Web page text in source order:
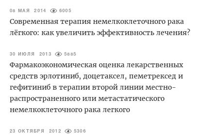
08 МАЯ 2014 6005
Современная терапия немелкоклеточного рака
лёгкого: как увеличить эффективность лечения?
30 ИЮЛЯ 2013 5885
Фармакоэкономическая оценка лекарственных
средств эрлотиниб, доцетаксел, пеметрексед и
гефитиниб в терапии второй линии местно-
распространенного или метастатического
немелкоклеточного рака легкого
23 ОКТЯБРЯ 2012 5306